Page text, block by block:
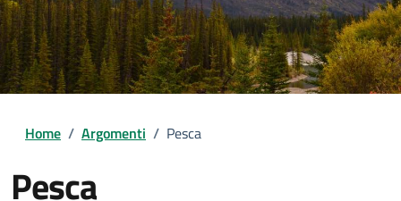
Home / Argomenti / Pesca
Pesca